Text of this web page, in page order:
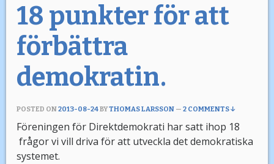
18 punkter för att
förbättra
demokratin.
POSTED ON2013-08-24BYTHOMAS LARSSON — 2 COMMENTS ↓
Föreningen för Direktdemokrati har satt ihop 18
frågor vi vill driva för att utveckla det demokratiska
systemet.